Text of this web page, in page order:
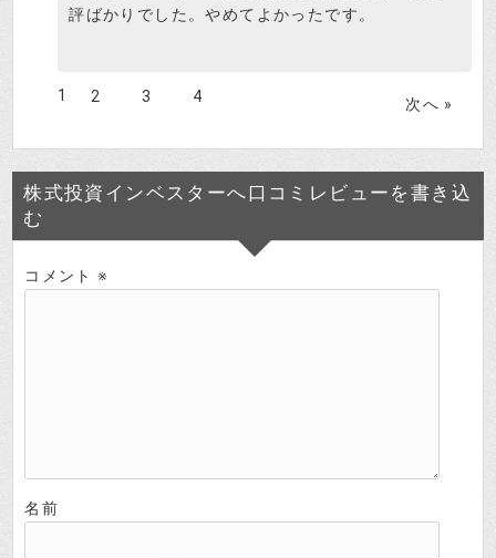
評ばかりでした。やめてよかったです。
1 2 3 4 次へ »
株式投資インベスターへ口コミレビューを書き込
む
コメント ※
名前